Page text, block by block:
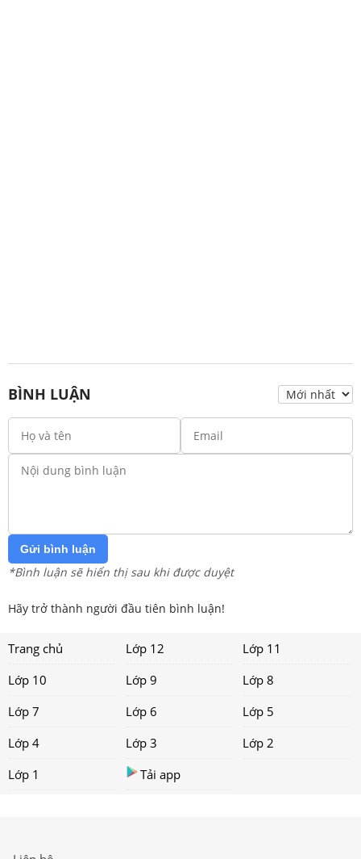
BÌNH LUẬN
Gửi bình luận
*Bình luận sẽ hiển thị sau khi được duyệt
Hãy trở thành người đầu tiên bình luận!
Trang chủ Lớp 12
Lớp 11
Lớp 10
Lớp 9
Lớp 8
Lớp 7
Lớp 6
Lớp 5
Lớp 4
Lớp 3
Lớp 2
Lớp 1
Tải app